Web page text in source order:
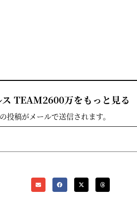
TEAM2600万をもっと見る
投稿がメールで送信されます。